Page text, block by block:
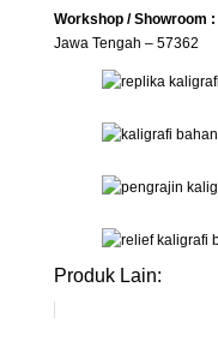
Workshop / Showroom :
Jawa Tengah – 57362
Produk Lain: